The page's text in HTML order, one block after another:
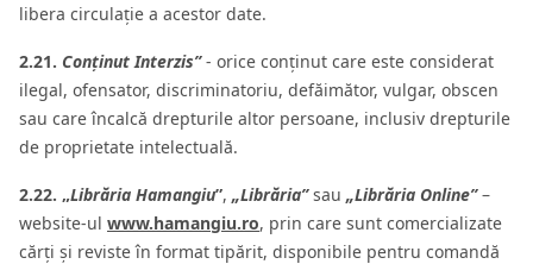
libera circulație a acestor date.
2.21. Conținut Interzis”- orice conținut care este considerat
ilegal, ofensator, discriminatoriu, defăimător, vulgar, obscen
sau care încalcă drepturile altor persoane, inclusiv drepturile
de proprietate intelectuală.
2.22. „Librăria Hamangiu”, „Librăria”sau „Librăria Online”–
website-ul www.hamangiu.ro, prin care sunt comercializate
cărți și reviste în format tipărit, disponibile pentru comandă